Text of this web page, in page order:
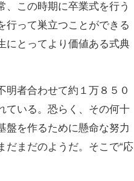
この時期に卒業式を行う
行って巣立つことができる
にとってより価値ある式典
者合わせて約１万８５０
ている。恐らく、その何十
盤を作るために懸命な努力
だまだのようだ。そこで“応